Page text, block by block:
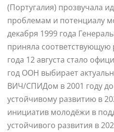
(Португалия) прозвучала
проблемам и потенциалу
декабря 1999 года
приняла
года 12 августа стало
год ООН выбирает
ВИЧ/СПИДом в 2001 году
устойчивому развитию в
инициатив молодёжи в
устойчивого развития в